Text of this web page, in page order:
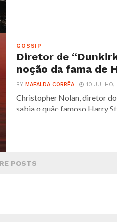
GOSSIP
Diretor de
noção da fama de
BYMAFALDA CORRÊA 10 JULHO,
Christopher Nolan, diretor do
sabia o quão famoso Harry
POSTS